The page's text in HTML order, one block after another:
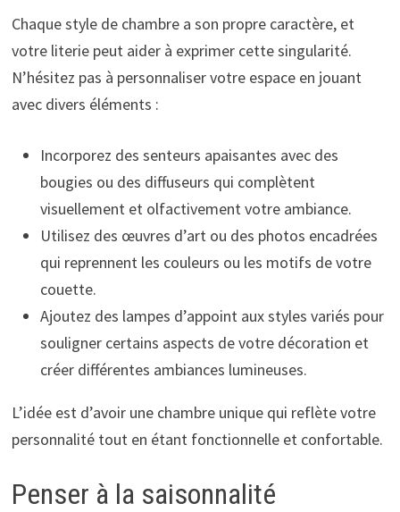
Chaque style de chambre a son propre caractère, et
votre literie peut aider à exprimer cette singularité.
N’hésitez pas à personnaliser votre espace en jouant
avec divers éléments :
Incorporez des senteurs apaisantes avec des
bougies ou des diffuseurs qui complètent
visuellement et olfactivement votre ambiance.
Utilisez des œuvres d’art ou des photos encadrées
qui reprennent les couleurs ou les motifs de votre
couette.
Ajoutez des lampes d’appoint aux styles variés pour
souligner certains aspects de votre décoration et
créer différentes ambiances lumineuses.
L’idée est d’avoir une chambre unique qui reflète votre
personnalité tout en étant fonctionnelle et confortable.
Penser à la saisonnalité